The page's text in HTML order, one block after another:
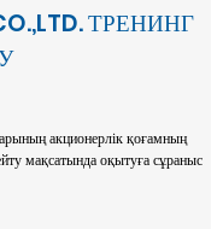
ТРЕНИНГ
акционерлік қоғамның
мақсатында оқытуға сұраныс